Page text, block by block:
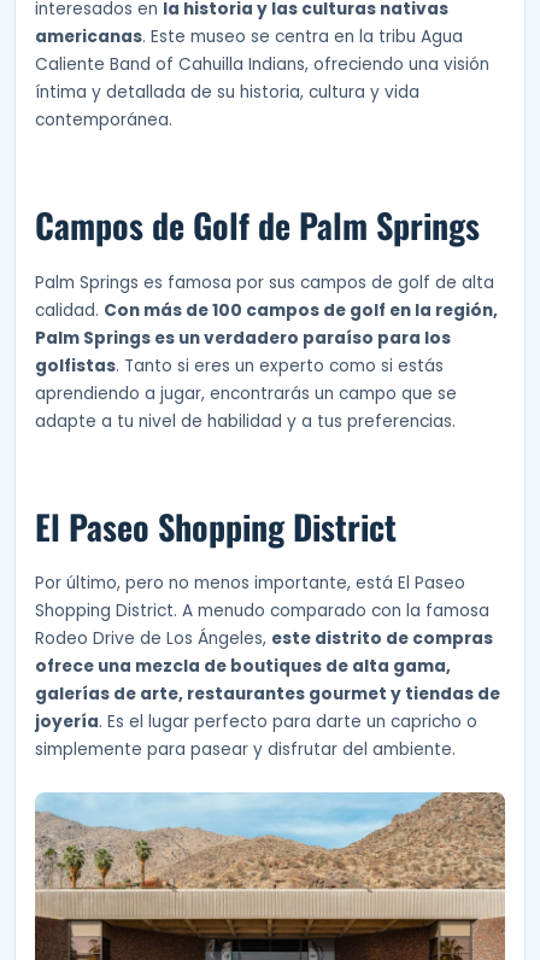
interesados en la historia y las culturas nativas
americanas. Este museo se centra en la tribu Agua
Caliente Band of Cahuilla Indians, ofreciendo una visión
íntima y detallada de su historia, cultura y vida
contemporánea.
Campos de Golf de Palm Springs
Palm Springs es famosa por sus campos de golf de alta
calidad. Con más de 100 campos de golf en la región,
Palm Springs es un verdadero paraíso para los
golfistas. Tanto si eres un experto como si estás
aprendiendo a jugar, encontrarás un campo que se
adapte a tu nivel de habilidad y a tus preferencias.
El Paseo Shopping District
Por último, pero no menos importante, está El Paseo
Shopping District. A menudo comparado con la famosa
Rodeo Drive de Los Ángeles, este distrito de compras
ofrece una mezcla de boutiques de alta gama,
galerías de arte, restaurantes gourmet y tiendas de
joyería. Es el lugar perfecto para darte un capricho o
simplemente para pasear y disfrutar del ambiente.